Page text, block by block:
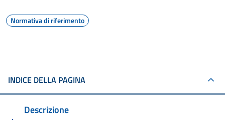
Normativa di riferimento
INDICE DELLA PAGINA
Descrizione